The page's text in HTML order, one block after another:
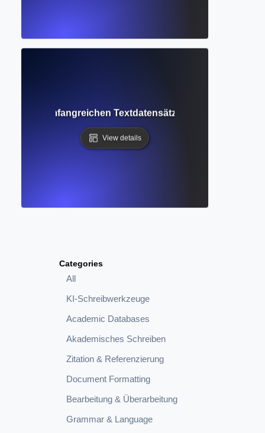
Categories
All
KI-Schreibwerkzeuge
Academic Databases
Akademisches Schreiben
Zitation & Referenzierung
Document Formatting
Bearbeitung & Überarbeitung
Grammar & Language
KI aus umfangreichen Textdatensätzen lernt, um wie
View details